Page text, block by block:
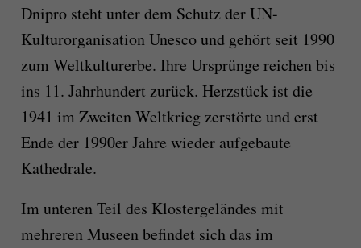
Dnipro steht unter dem Schutz der UN-
Kulturorganisation Unesco und gehört seit 1990
zum Weltkulturerbe. Ihre Ursprünge reichen bis
ins 11. Jahrhundert zurück. Herzstück ist die
1941 im Zweiten Weltkrieg zerstörte und erst
Ende der 1990er Jahre wieder aufgebaute
Kathedrale.
Im unteren Teil des Klostergeländes mit
mehreren Museen befindet sich das im